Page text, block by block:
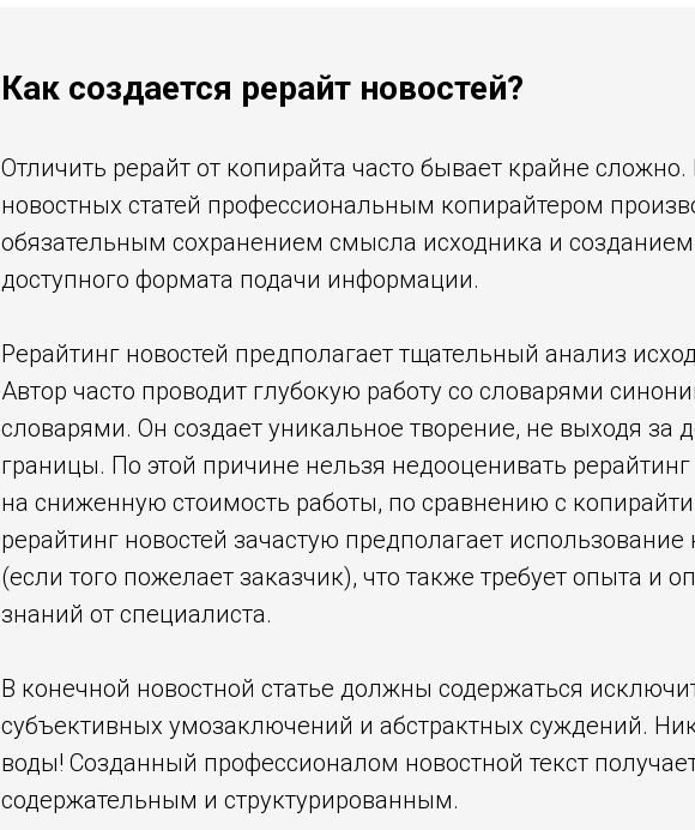
Как создается рерайт новостей?
Отличить рерайт от копирайта часто бывает крайне
новостных статей профессиональным копирайтером
обязательным сохранением смысла исходника и созданием
доступного формата подачи информации.
Рерайтинг новостей предполагает тщательный анализ
Автор часто проводит глубокую работу со словарями
словарями. Он создает уникальное творение, не выходя за
границы. По этой причине нельзя недооценивать рерайтинг
на сниженную стоимость работы, по сравнению с
рерайтинг новостей зачастую предполагает
(если того пожелает заказчик), что также требует опыта и
знаний от специалиста.
В конечной новостной статье должны содержаться
субъективных умозаключений и абстрактных суждений.
воды! Созданный профессионалом новостной текст
содержательным и структурированным.